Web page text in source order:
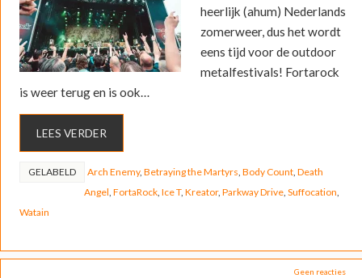
heerlijk (ahum) Nederlands
zomerweer, dus het wordt
eens tijd voor de outdoor
metalfestivals! Fortarock
is weer terug en is ook…
LEES VERDER
GELABELD Arch Enemy, Betraying the Martyrs Body Count, Death
Angel FortaRock, Ice T, Kreator, Parkway Drive, Suffocation
Watain
Geen reacties